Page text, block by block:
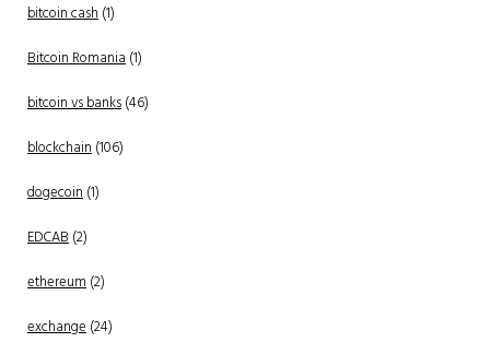
bitcoin cash(1)
Bitcoin Romania(1)
bitcoin vs banks(46)
blockchain(106)
dogecoin(1)
EDCAB(2)
ethereum(2)
exchange(24)